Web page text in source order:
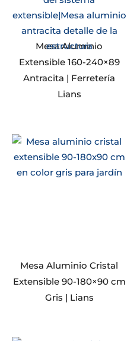
Mesa Aluminio
Extensible 160-240×89
Antracita | Ferretería
Lians
Mesa Aluminio Cristal
Extensible 90-180×90 cm
Gris | Lians